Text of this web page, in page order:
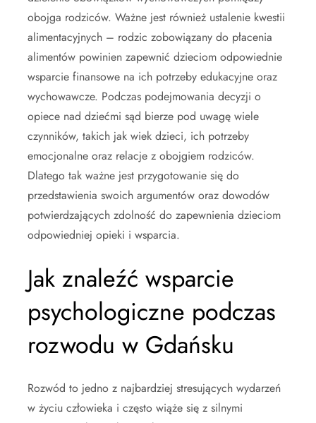
obojga rodziców. Ważne jest również ustalenie kwestii
alimentacyjnych – rodzic zobowiązany do płacenia
alimentów powinien zapewnić dzieciom odpowiednie
wsparcie finansowe na ich potrzeby edukacyjne oraz
wychowawcze. Podczas podejmowania decyzji o
opiece nad dziećmi sąd bierze pod uwagę wiele
czynników, takich jak wiek dzieci, ich potrzeby
emocjonalne oraz relacje z obojgiem rodziców.
Dlatego tak ważne jest przygotowanie się do
przedstawienia swoich argumentów oraz dowodów
potwierdzających zdolność do zapewnienia dzieciom
odpowiedniej opieki i wsparcia.
Jak znaleźć wsparcie
psychologiczne podczas
rozwodu w Gdańsku
Rozwód to jedno z najbardziej stresujących wydarzeń
w życiu człowieka i często wiąże się z silnymi